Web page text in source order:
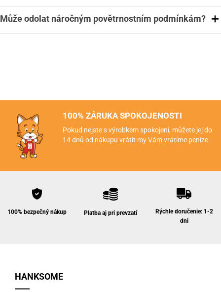
Může odolat náročným povětrnostním podmínkám?
100% ZÁRUKA SPOKOJENOSTI
Pokud nejste s výrobkem spokojeni, můžete jej do
14 dnů od nákupu vrátit my Vám vrátíme peníze.
100% bezpečný nákup Platba aj pri prevzatí
Rýchle doručenie: 1-2
dni
HANKSOME